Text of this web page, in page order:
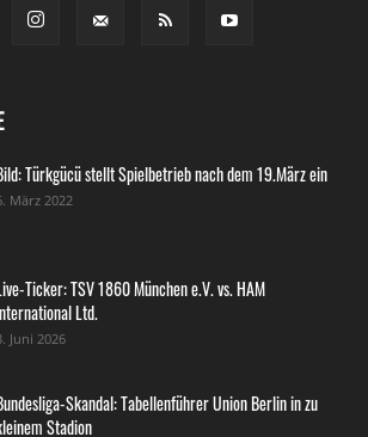
Türkgücü stellt Spielbetrieb nach dem 19.März ein
März 2022
Ticker: TSV 1860 München e.V. vs. HAM
Ltd.
Juni 2026
Skandal: Tabellenführer Union Berlin in zu
Stadion